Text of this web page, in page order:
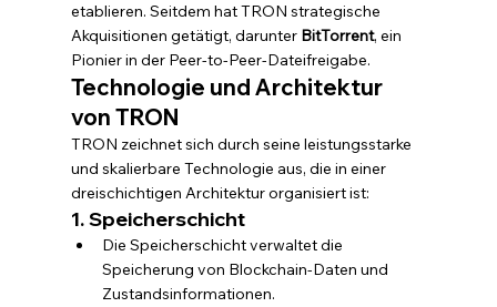
etablieren. Seitdem hat TRON strategische
Akquisitionen getätigt, darunter BitTorrent, ein
Pionier in der Peer-to-Peer-Dateifreigabe.
Technologie und Architektur
von TRON
TRON zeichnet sich durch seine leistungsstarke
und skalierbare Technologie aus, die in einer
dreischichtigen Architektur organisiert ist:
1. Speicherschicht
Die Speicherschicht verwaltet die
Speicherung von Blockchain-Daten und
Zustandsinformationen.